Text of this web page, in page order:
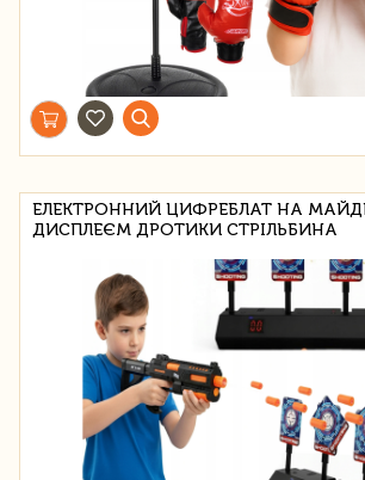
ЕЛЕКТРОННИЙ ЦИФРЕБЛАТ НА
ДИСПЛЕЄМ ДРОТИКИ СТРІЛЬБИНА